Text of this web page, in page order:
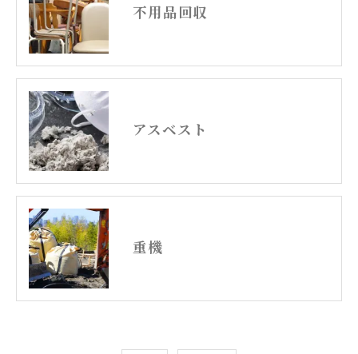
不用品回収
アスベスト
重機